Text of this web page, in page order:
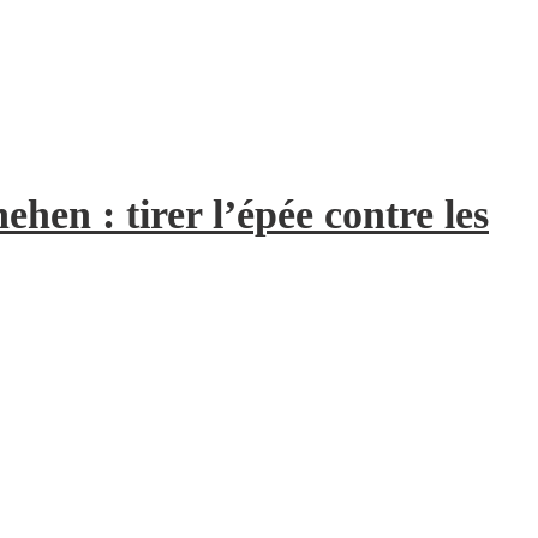
: tirer l’épée contre les